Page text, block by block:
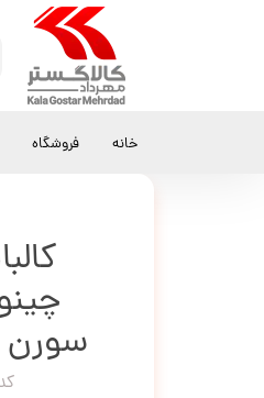
خانه فروشگاهکالاگستر مهرداد
سورن - 4.3